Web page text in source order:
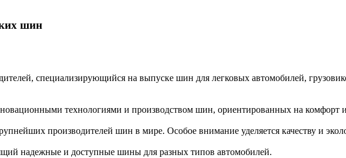
шин
специализирующийся на выпуске шин для легковых автомобилей,
технологиями и производством шин, ориентированных на комфорт и
производителей шин в мире. Особое внимание уделяется качеству и
надежные и доступные шины для разных типов автомобилей.